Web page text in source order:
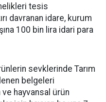
tesis
davranan idare, kurum
100 bin lira idari para
sevklerinde Tarım
belgeleri
ve hayvansal ürün